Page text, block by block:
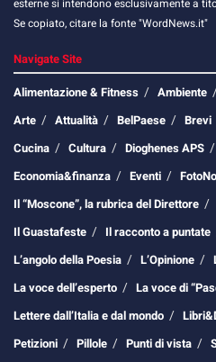
esterne si intendono esclusivamente a
Se copiato, citare la fonte "WordNews.it"
Navigate Site
Alimentazione & Fitness
Ambiente
Arte
Attualità BelPaese Brevi
Cucina
Cultura Dioghenes APS
Economia&finanza
Eventi
Il “Moscone”, la rubrica del Direttore
Il Guastafeste
Il racconto a puntate
L’angolo della Poesia
L’Opinione
La voce dell’esperto
La voce di
Lettere dall’Italia e dal mondo
Petizioni
Pillole Punti di vista